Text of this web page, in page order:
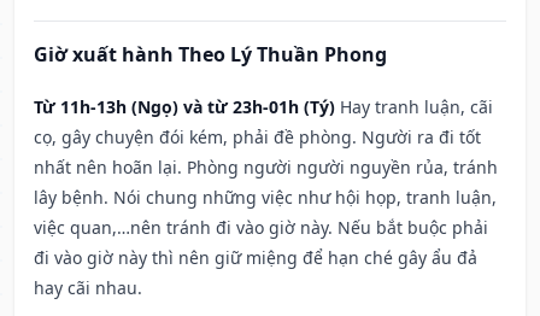
Giờ xuất hành Theo Lý Thuần Phong
Từ 11h-13h (Ngọ) và từ 23h-01h (Tý) Hay tranh luận, cãi
cọ, gây chuyện đói kém, phải đề phòng. Người ra đi tốt
nhất nên hoãn lại. Phòng người người nguyền rủa, tránh
lây bệnh. Nói chung những việc như hội họp, tranh luận,
việc quan,…nên tránh đi vào giờ này. Nếu bắt buộc phải
đi vào giờ này thì nên giữ miệng để hạn ché gây ẩu đả
hay cãi nhau.